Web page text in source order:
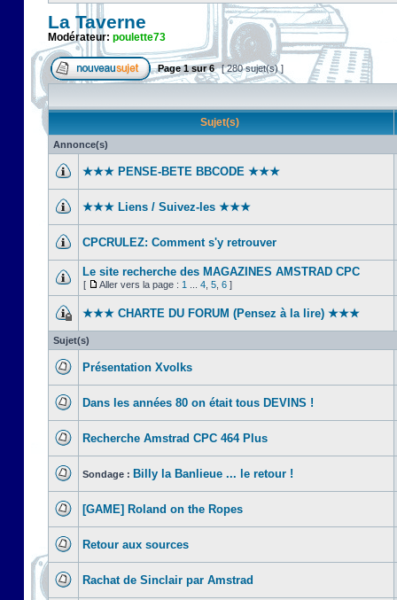
La Taverne
Modérateur: poulette73
Page1sur6 [ 280 sujet(s) ]
Sujet(s)
Annonce(s)
★★★ PENSE-BETE BBCODE ★★★
★★★ Liens / Suivez-les ★★★
CPCRULEZ: Comment s'y retrouver‎
Le site recherche des MAGAZINES AMSTRAD CPC
[ Aller vers la page : 1 4 5 6 ]
★★★ CHARTE DU FORUM (Pensez à la lire) ★★★
Sujet(s)
Présentation Xvolks
Dans les années 80 on était tous DEVINS !
Recherche Amstrad CPC 464 Plus
Sondage : Billy la Banlieue ... le retour !
[GAME] Roland on the Ropes
Retour aux sources
Rachat de Sinclair par Amstrad